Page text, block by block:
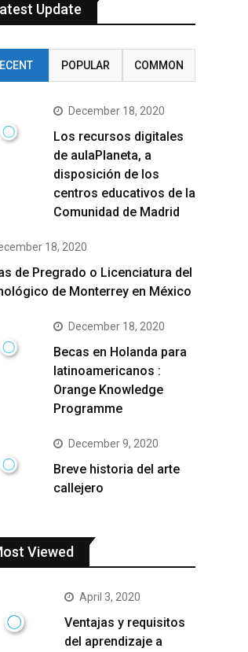
Update
POPULAR COMMON
December 18, 2020
Los recursos digitales
de aulaPlaneta, a
disposición de los
centros educativos de la
Comunidad de Madrid
18, 2020
de Pregrado o Licenciatura del
de Monterrey en México
December 18, 2020
Becas en Holanda para
latinoamericanos :
Orange Knowledge
Programme
December 9, 2020
Breve historia del arte
callejero
Viewed
April 3, 2020
Ventajas y requisitos
del aprendizaje a